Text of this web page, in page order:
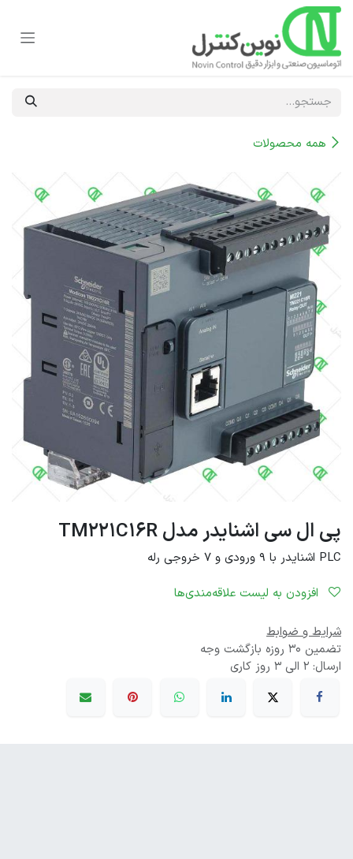
صرف نظر و مشاهده محتوا
همه محصولات
پی ال سی اشنایدر مدل TM221C16R
PLC اشنایدر با 9 ورودی و 7 خروجی رله
شرایط و ضوابط
تضمین 30 روزه بازگشت وجه
ارسال: 2 الی 3 روز کاری